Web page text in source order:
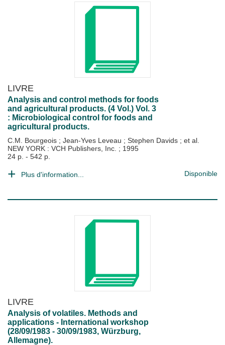
LIVRE
Analysis and control methods for foods
and agricultural products. (4 Vol.) Vol. 3
: Microbiological control for foods and
agricultural products.
C.M. Bourgeois ; Jean-Yves Leveau ; Stephen Davids ; et al.
NEW YORK : VCH Publishers, Inc. ; 1995
24 p. - 542 p.
Plus d'information... Disponible
LIVRE
Analysis of volatiles. Methods and
applications - International workshop
(28/09/1983 - 30/09/1983, Würzburg,
Allemagne).